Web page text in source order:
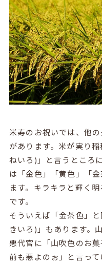
米寿のお祝いでは、他
があります。米が実り
ねいろ)」と言うところ
は「金色」「黄色」「
ます。キラキラと輝く
です。
そういえば「金茶色」
きいろ)」もあります。
悪代官に「山吹色のお
前も悪よのぉ」と言っ